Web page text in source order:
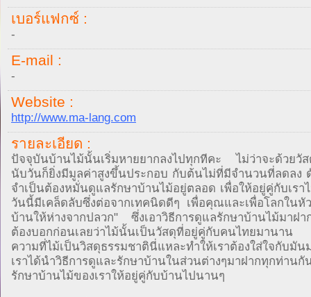
เบอร์แฟกซ์ :
-
E-mail :
-
Website :
http://www.ma-lang.com
รายละเอียด :
ปัจจุบันบ้านไม้นั้นเริ่มหายยากลงไปทุกทีคะ ไม่ว่าจะด้วยวั
นับวันก็ยิ่งมีมูลค่าสูงขึ้นประกอบ กับต้นไม่ที่มีจำนวนที่ลดลง
จำเป็นต้องหมั่นดูแลรักษาบ้านไม้อยู่ตลอด เพื่อให้อยู่คู่กับเรา
วันนี้มีเคล็ดลับซึ่งต่อจากเทคนิดดีๆ เพื่อคุณและเพื่อโลกในหั
บ้านให้ห่างจากปลวก" ซึ่งเอาวิธีการดูแลรักษาบ้านไม้มาฝ
ต้องบอกก่อนเลยว่าไม้นั้นเป็นวัสดุที่อยู่คู่กับคนไทยมาน
ความที่ไม้เป็นวิสดุธรรมชาตินี่แหละทำให้เราต้องใส่ใจกับมั
เราได้นำวิธีการดูและรักษาบ้านในส่วนต่างๆมาฝากทุกท่านกั
รักษาบ้านไม้ของเราให้อยู่คู่กับบ้านไปนานๆ